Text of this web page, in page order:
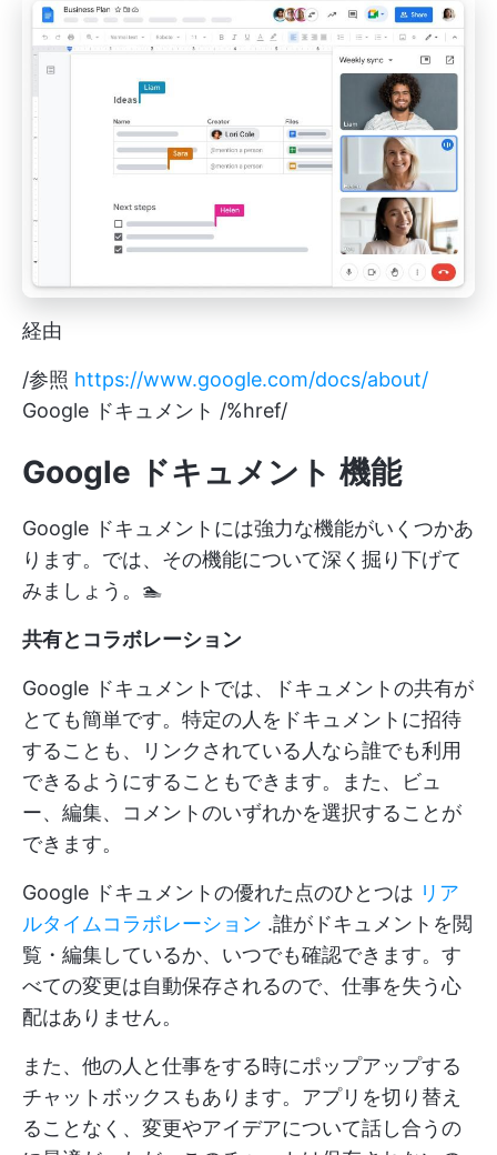
経由
/参照 https://www.google.com/docs/about/
Google ドキュメント /%href/
Google ドキュメント 機能
Google ドキュメントには強力な機能がいくつかあ
ります。では、その機能について深く掘り下げて
みましょう。🏊
共有とコラボレーション
Google ドキュメントでは、ドキュメントの共有が
とても簡単です。特定の人をドキュメントに招待
することも、リンクされている人なら誰でも利用
できるようにすることもできます。また、ビュ
ー、編集、コメントのいずれかを選択することが
できます。
Google ドキュメントの優れた点のひとつは リア
ルタイムコラボレーション .誰がドキュメントを閲
覧・編集しているか、いつでも確認できます。す
べての変更は自動保存されるので、仕事を失う心
配はありません。
また、他の人と仕事をする時にポップアップする
チャットボックスもあります。アプリを切り替え
ることなく、変更やアイデアについて話し合うの